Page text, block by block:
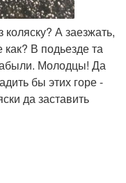
А заезжать,
как? В подьезде та
Молодцы! Да
бы этих горе -
да заставить